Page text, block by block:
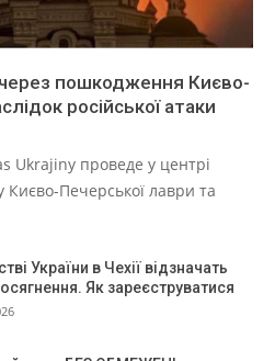
пошкодження Києво-
російської атаки
Ukrajiny проведе у центрі
Києво-Печерської лаври та
України в Чехії відзначать
Як зареєструватися